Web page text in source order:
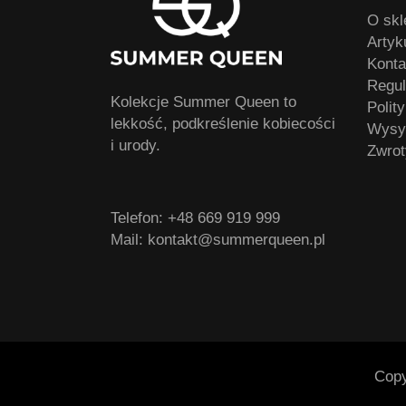
Kolekcje Summer Queen to
lekkość, podkreślenie kobiecości
i urody.
Telefon: +48 669 919 999
Mail: kontakt@summerqueen.pl
O